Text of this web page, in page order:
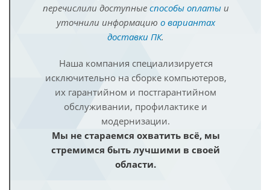
перечислили доступные способы оплатыи
уточнили информацию о вариантах
доставки ПК.
Наша компания специализируется
исключительно на сборке компьютеров,
их гарантийном и постгарантийном
обслуживании, профилактике и
модернизации.
Мы не стараемся охватить всё, мы
стремимся быть лучшими в своей
области.